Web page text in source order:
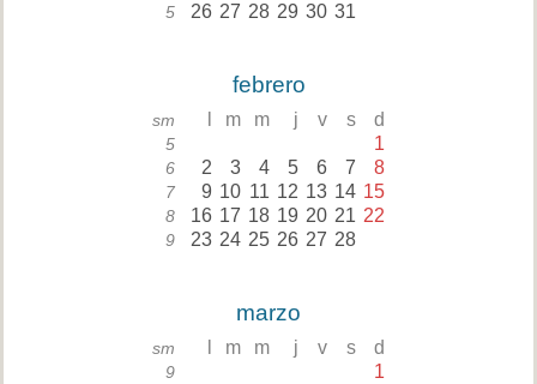
5 26 27 28 29 30 31
febrero
sm m m j v s d
5 1
6 2 3 4 5 6 7 8
7 9 10 11 12 13 14 15
8 16 17 18 19 20 21 22
9 23 24 25 26 27 28
marzo
sm m m j v s d
9 1